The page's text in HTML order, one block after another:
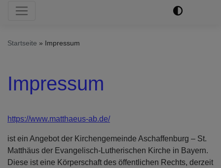
Hauptnavigation
Startseite Impressum
Impressum
https://www.matthaeus-ab.de/
ist ein Angebot der Kirchengemeinde Aschaffenburg – St.
Matthäus der Evangelisch-Lutherischen Kirche in Bayern.
Diese ist eine Körperschaft des öffentlichen Rechts, derzeit